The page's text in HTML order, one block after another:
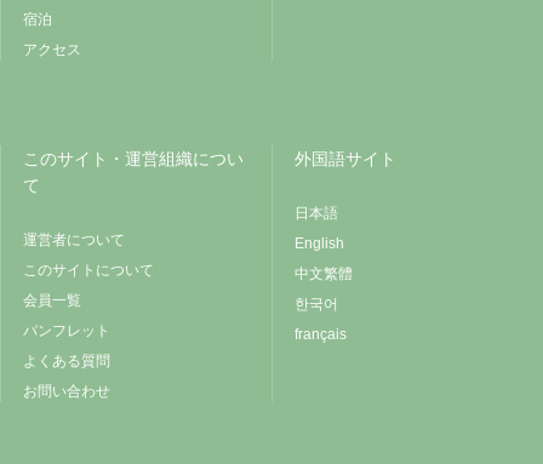
宿泊
アクセス
このサイト・運営組織につい
て
運営者について
このサイトについて
会員一覧
パンフレット
よくある質問
お問い合わせ
外国語サイト
日本語
English
中文繁體
한국어
français